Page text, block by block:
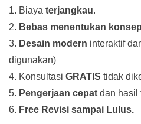
1. Biaya terjangkau.
2. Bebas menentukan konsep
3. Desain modern interaktif
digunakan)
4. Konsultasi GRATIS tidak
5. Pengerjaan cepat dan hasil
6. Free Revisi sampai Lulus.